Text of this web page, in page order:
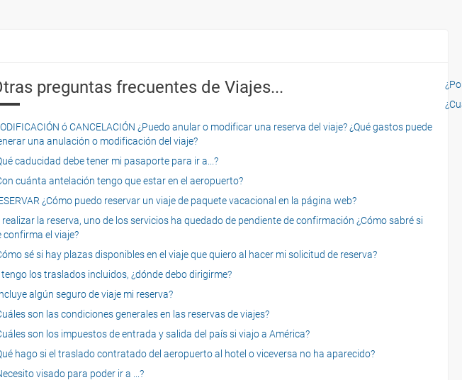
preguntas frecuentes de Viajes...
ó CANCELACIÓN ¿Puedo anular o modificar una reserva del viaje? ¿Qué gastos puede
una anulación o modificación del viaje?
caducidad debe tener mi pasaporte para ir a...?
cuánta antelación tengo que estar en el aeropuerto?
¿Cómo puedo reservar un viaje de paquete vacacional en la página web?
realizar la reserva, uno de los servicios ha quedado de pendiente de confirmación ¿Cómo sabré si
confirma el viaje?
sé si hay plazas disponibles en el viaje que quiero al hacer mi solicitud de reserva?
tengo los traslados incluidos, ¿dónde debo dirigirme?
algún seguro de viaje mi reserva?
son las condiciones generales en las reservas de viajes?
son los impuestos de entrada y salida del país si viajo a América?
hago si el traslado contratado del aeropuerto al hotel o viceversa no ha aparecido?
visado para poder ir a ...?